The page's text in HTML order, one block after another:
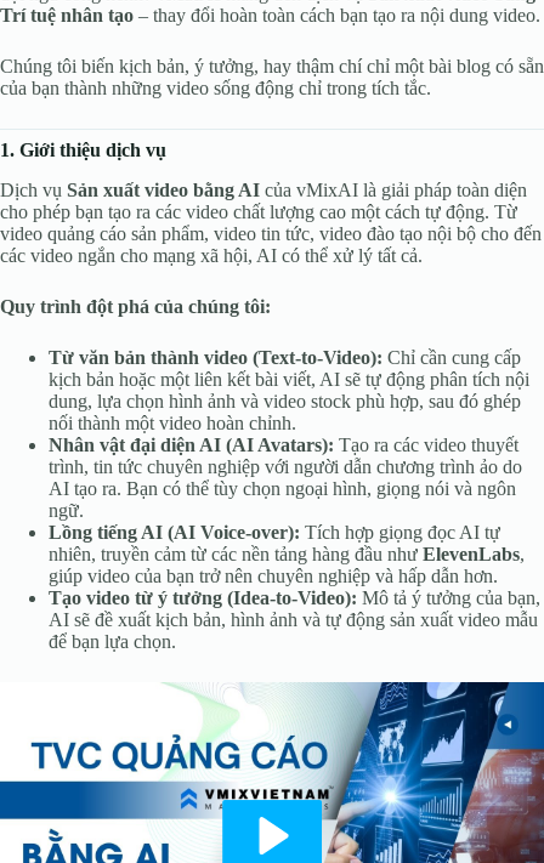
Trí tuệ nhân tạo – thay đổi hoàn toàn cách bạn tạo ra nội dung video.
Chúng tôi biến kịch bản, ý tưởng, hay thậm chí chỉ một bài blog có sẵn
của bạn thành những video sống động chỉ trong tích tắc.
1. Giới thiệu dịch vụ
Dịch vụ Sản xuất video bằng AI của vMixAI là giải pháp toàn diện
cho phép bạn tạo ra các video chất lượng cao một cách tự động. Từ
video quảng cáo sản phẩm, video tin tức, video đào tạo nội bộ cho đến
các video ngắn cho mạng xã hội, AI có thể xử lý tất cả.
Quy trình đột phá của chúng tôi:
Từ văn bản thành video (Text-to-Video): Chỉ cần cung cấp
kịch bản hoặc một liên kết bài viết, AI sẽ tự động phân tích nội
dung, lựa chọn hình ảnh và video stock phù hợp, sau đó ghép
nối thành một video hoàn chỉnh.
Nhân vật đại diện AI (AI Avatars): Tạo ra các video thuyết
trình, tin tức chuyên nghiệp với người dẫn chương trình ảo do
AI tạo ra. Bạn có thể tùy chọn ngoại hình, giọng nói và ngôn
ngữ.
Lồng tiếng AI (AI Voice-over): Tích hợp giọng đọc AI tự
nhiên, truyền cảm từ các nền tảng hàng đầu như ElevenLabs,
giúp video của bạn trở nên chuyên nghiệp và hấp dẫn hơn.
Tạo video từ ý tưởng (Idea-to-Video): Mô tả ý tưởng của bạn,
AI sẽ đề xuất kịch bản, hình ảnh và tự động sản xuất video mẫu
để bạn lựa chọn.